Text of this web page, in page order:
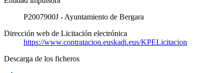
P2007900J - Ayuntamiento de Bergara
Dirección web de Licitación electrónica
https://www.contratacion.euskadi.eus/KPELicitacion
Descarga de los ficheros